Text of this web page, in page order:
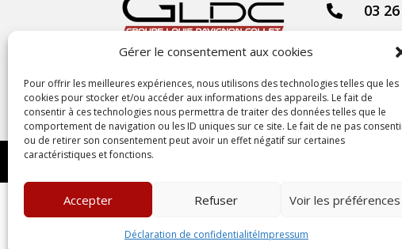
Gérer le consentement aux cookies
Pour offrir les meilleures expériences, nous utilisons des technologies telles que les
cookies pour stocker et/ou accéder aux informations des appareils. Le fait de
consentir à ces technologies nous permettra de traiter des données telles que le
comportement de navigation ou les ID uniques sur ce site. Le fait de ne pas
ou de retirer son consentement peut avoir un effet négatif sur certaines
caractéristiques et fonctions.
Accepter Refuser Voir les préférences
Déclaration de confidentialitéImpressum
 03
 5